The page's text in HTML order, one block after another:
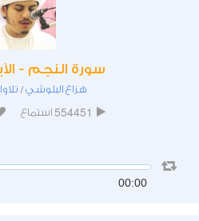
سورة النجم - الآية [27
هزاع البلوشي/
554451 استماع
00:00